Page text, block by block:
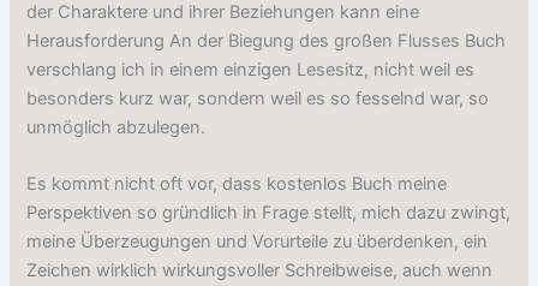
der Charaktere und ihrer Beziehungen kann eine
Herausforderung An der Biegung des großen Flusses Buch
verschlang ich in einem einzigen Lesesitz, nicht weil es
besonders kurz war, sondern weil es so fesselnd war, so
unmöglich abzulegen.
Es kommt nicht oft vor, dass kostenlos Buch meine
Perspektiven so gründlich in Frage stellt, mich dazu zwingt,
meine Überzeugungen und Vorurteile zu überdenken, ein
Zeichen wirklich wirkungsvoller Schreibweise, auch wenn